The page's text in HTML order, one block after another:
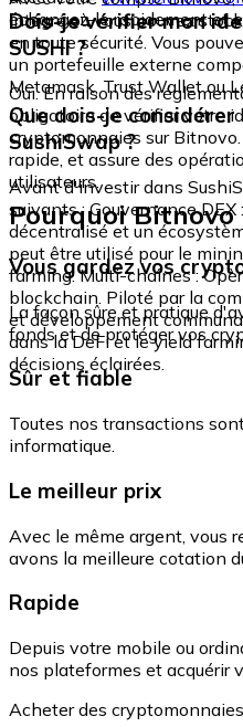
échangez-le rapidement et
intégré où vous pouvez
en toute sécurité. Vous
un portefeuille externe
Metamask, Trust Wallet ou
Dois-je vérifier mon
SUSHI ?
Oui. En raison des
obligatoire de vérifier votre
cryptomonnaies sur
rapide, et assure des
utilisateurs.
Que dois-je
SushiSwap ?
Avant d'investir dans
suivants : Gouvernance
décentralisé et un
peut être utilisé pour le
farming. Multi-chaînes :
blockchain. Piloté par la
et développement
dans la DeFi et le yield
décisions éclairées.
Pourquoi Bitnovo
Vous gardez vos
La façon sûre et pratique
fonds et de protéger vos
Sûr et fiable
Toutes nos transactions
informatique.
Le meilleur prix
Avec le même argent, vous
avons la meilleure cotation
Rapide
Depuis votre mobile ou
nos plateformes et acquérir
Acheter des cryptomonnaies